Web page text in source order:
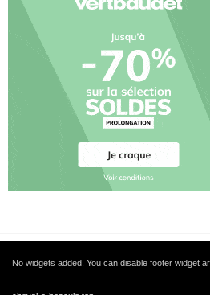
No widgets added. You can disable footer widget